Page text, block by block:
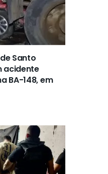
Santo
acidente
BA-148, em